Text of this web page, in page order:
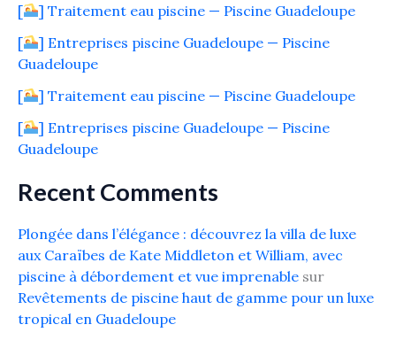
[
] Traitement eau piscine — Piscine Guadeloupe
[
] Entreprises piscine Guadeloupe — Piscine
Guadeloupe
[
] Traitement eau piscine — Piscine Guadeloupe
[
] Entreprises piscine Guadeloupe — Piscine
Guadeloupe
Recent Comments
Plongée dans l’élégance : découvrez la villa de luxe
aux Caraïbes de Kate Middleton et William, avec
piscine à débordement et vue imprenable sur
Revêtements de piscine haut de gamme pour un luxe
tropical en Guadeloupe